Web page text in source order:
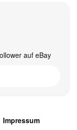
auf eBay
Impressum